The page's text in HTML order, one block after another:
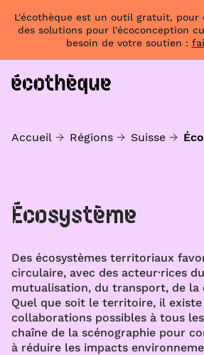
L'écothèque est un outil gratuit, pour
des solutions pour l'écoconception
besoin de votre soutien :
Accueil Régions Suisse
Écosystème
Des écosystèmes territoriaux
circulaire, avec des acteur·rices
mutualisation, du transport, de la
Quel que soit le territoire, il existe
collaborations possibles à tous
chaîne de la scénographie pour
à réduire les impacts